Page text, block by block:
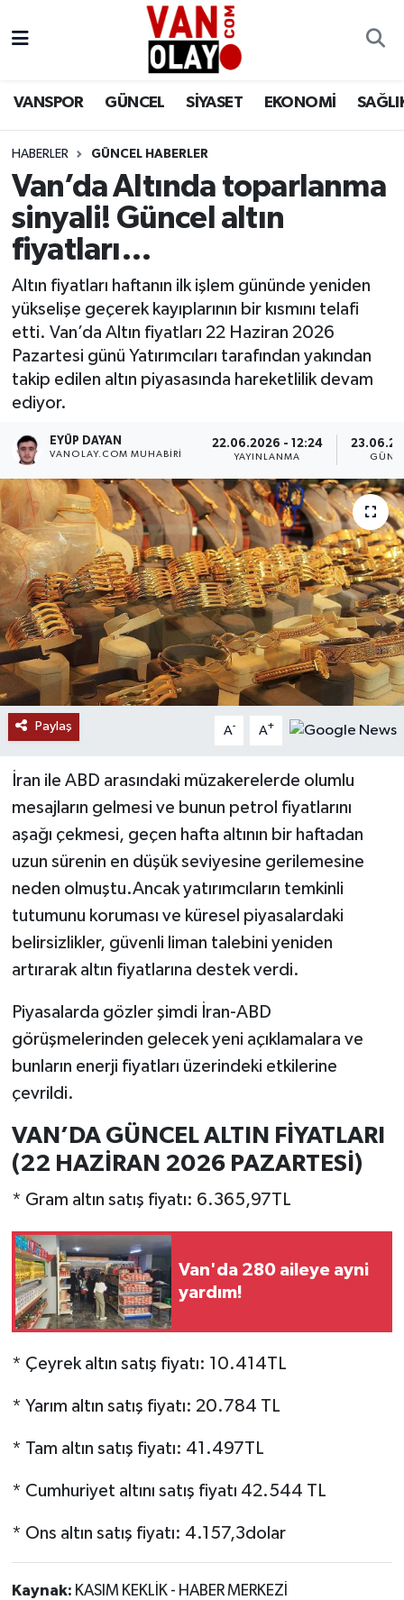
VANSPOR GÜNCEL SİYASET EKONOMİ
HABERLER GÜNCEL HABERLER
Van’da Altında toparlanma
sinyali! Güncel altın
fiyatları…
Altın fiyatları haftanın ilk işlem gününde yeniden
yükselişe geçerek kayıplarının bir kısmını telafi
etti. Van’da Altın fiyatları 22 Haziran 2026
Pazartesi günü Yatırımcıları tarafından yakından
takip edilen altın piyasasında hareketlilik devam
ediyor.
EYÜP DAYAN
VANOLAY.COM MUHABIRI
22.06.2026 - 12:24
YAYINLANMA
Paylaş A- A+
İran ile ABD arasındaki müzakerelerde olumlu
mesajların gelmesi ve bunun petrol fiyatlarını
aşağı çekmesi, geçen hafta altının bir haftadan
uzun sürenin en düşük seviyesine gerilemesine
neden olmuştu.Ancak yatırımcıların temkinli
tutumunu koruması ve küresel piyasalardaki
belirsizlikler, güvenli liman talebini yeniden
artırarak altın fiyatlarına destek verdi.
Piyasalarda gözler şimdi İran-ABD
görüşmelerinden gelecek yeni açıklamalara ve
bunların enerji fiyatları üzerindeki etkilerine
çevrildi.
VAN’DA GÜNCEL ALTIN FİYATLARI
(22 HAZİRAN 2026 PAZARTESİ)
* Gram altın satış fiyatı: 6.365,97TL
Van'da 280 aileye ayni
yardım!
* Çeyrek altın satış fiyatı: 10.414TL
* Yarım altın satış fiyatı: 20.784 TL
* Tam altın satış fiyatı: 41.497TL
* Cumhuriyet altını satış fiyatı 42.544 TL
* Ons altın satış fiyatı: 4.157,3dolar
Kaynak: KASIM KEKLİK - HABER MERKEZİ
Siyaset
Ekonomi
Sağlık
Eğitim
Bilim & Teknoloji
Dünya
RESMİ İLANLAR
Van Nöbetçi Eczaneler
Van Namaz Vakitleri
Van Trafik Yoğunluk Haritası
Süper Lig Puan Durumu ve Fikstür
Tüm Manşetler
Son Dakika Haberleri
Haber Arşivi